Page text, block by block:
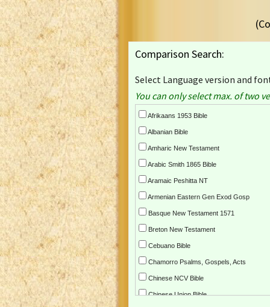
Comparison Search:
Select Language version and
You can only select max. of two
Afrikaans 1953 Bible
Albanian Bible
Amharic New Testament
Arabic Smith 1865 Bible
Aramaic Peshitta NT
Armenian Eastern Gen Exod Gosp
Basque New Testament 1571
Breton New Testament
Cebuano Bible
Chamorro Psalms, Gospels, Acts
Chinese NCV Bible
Chinese Union Bible